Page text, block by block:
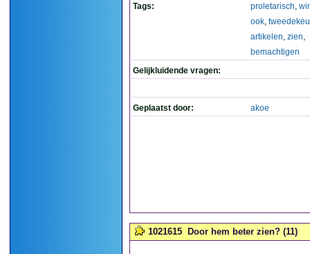
Tags: proletarisch,
ook,
artikelen, zien,
bemachtigen
Gelijkluidende vragen:
Geplaatst door: akoe
1021615 Door hem beter zien? (11)